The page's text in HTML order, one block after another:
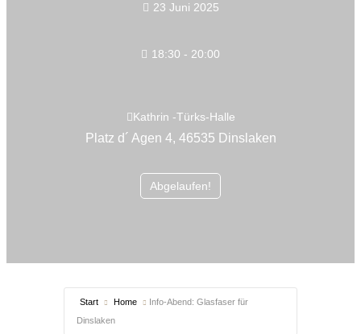
23 Juni 2025
Abgelaufen!
18:30 - 20:00
Kathrin -Türks-Halle
Platz d´ Agen 4, 46535 Dinslaken
Start Home
Info-Abend: Glasfaser für
Dinslaken